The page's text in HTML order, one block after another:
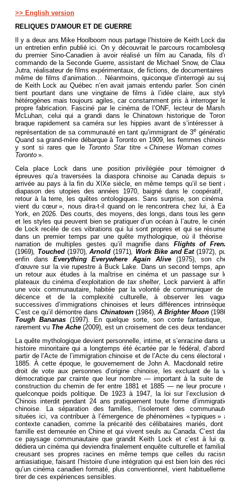
>> English version
RELIQUES D'AMOUR ET DE GUERRE
Il y a deux ans Mike Hoolboom nous partage l’histoire de Keith Lock
un entretien enfin publié ici. On y découvrait le parcours
du premier Sino-Canadien à avoir réalisé un film au Canada, fils
commando de la Seconde Guerre, assistant de Michael Snow, de
Jutra, réalisateur de films expérimentaux, de fictions, de documentaires
même de films d’animation… Néanmoins, quiconque d’interrogé au
de Keith Lock au Québec n’en avait jamais entendu parler. Son
tient pourtant dans une vingtaine de films à l’idée claire, aux
hétérogènes mais toujours agiles, car constamment pris à interroger
propre fabrication. Fasciné par le cinéma de l’ONF, lecteur de
McLuhan, celui qui a grandi dans le Chinatown historique de
braque rapidement sa caméra sur les hippies avant de s’intéresser
représentation de sa communauté en tant qu’immigrant de 3e
Quand sa grand-mère débarque à Toronto en 1909, les femmes
y sont si rares que le Toronto Star titre «Chinese Woman comes
Toronto ».
Cela place Lock dans une position privilégiée pour témoigner
épreuves qu’a traversées la diaspora chinoise au Canada depuis
arrivée au pays à la fin du XIXe siècle, en même temps qu’il se tient
diapason des utopies des années 1970, baigné dans le coopératif,
retour à la terre, les quêtes ontologiques. Sans surprise, son
vient du cœur », nous dira-t-il quand on le rencontrera chez lui, à
York, en 2026. Des courts, des moyens, des longs, dans tous les
et les styles qui peuvent bien se pratiquer d’un océan à l’autre, le
de Lock recèle de ces vibrations qui lui sont propres et qui se
dans un premier temps par une quête mythologique, où il théorise
narration de multiples gestes qu’il magnifie dans Flights of
(1969), Touched (1970),Arnold(1971), Work Bike and Eat(1972),
enfin dans Everything Everywhere Again Alive(1975), son
d’œuvre sur la vie rupestre à Buck Lake. Dans un second temps,
un retour aux études à la maîtrise en cinéma et un passage sur
plateaux du cinéma d’exploitation de tax shelter, Lock parvient à
une voix communautaire, habitée par la volonté de communiquer de
décence et de la complexité culturelle, à observer les
successives d’immigrations chinoises et leurs différences
C’est ce qu’il démontre dans Chinatown (1984), A Brighter Moon
Tough Bananas (1997). En quelque sorte, son conte fantastique,
rarement vu The Ache (2009), est un croisement de ces deux
La quête mythologique devient personnelle, intime, et s’enracine dans
histoire minoritaire qui a longtemps été écartée par le fédéral,
partir de l’Acte de l’immigration chinoise et de l’Acte du cens électoral
1885. À cette époque, le gouvernement de John A. Macdonald retire
droit de vote aux personnes d’origine chinoise, les excluant de la
démocratique par crainte que leur nombre — important à la suite de
construction du chemin de fer entre 1881 et 1885 — ne leur procure
quelconque poids politique. De 1923 à 1947, la loi sur l’exclusion
Chinois interdit pendant 24 ans pratiquement toute forme
chinoise. La séparation des familles, l’isolement des
situées ici, va contribuer à l’émergence de phénomènes « typiques »
contexte canadien, comme la précarité des célibataires mariés, dont
famille est demeurée en Chine et qui vivent seuls au Canada. C’est
ce paysage communautaire que grandit Keith Lock et c’est à lui
dédiera un cinéma qui deviendra finalement enquête culturelle et
creusant ses propres racines en même temps que celles du
antiasiatique, faisant l’histoire d’une intégration qui est bien loin des
qu’un cinéma canadien formaté, plus conventionnel, vient
tirer de ces expériences sensibles.